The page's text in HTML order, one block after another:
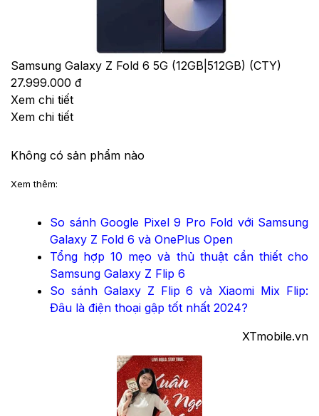
Samsung Galaxy Z Fold 6 5G (12GB|512GB) (CTY)
27.999.000 đ
Xem chi tiết
Xem chi tiết
Không có sản phẩm nào
Xem thêm:
So sánh Google Pixel 9 Pro Fold với Samsung
Galaxy Z Fold 6 và OnePlus Open
Tổng hợp 10 mẹo và thủ thuật cần thiết cho
Samsung Galaxy Z Flip 6
So sánh Galaxy Z Flip 6 và Xiaomi Mix Flip:
Đâu là điện thoại gập tốt nhất 2024?
XTmobile.vn